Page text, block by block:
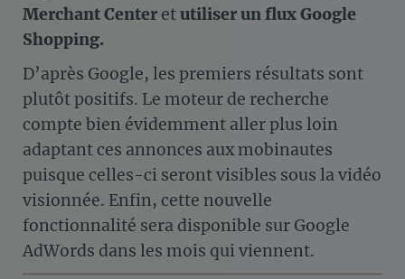
Merchant Center etutiliser un flux Google
Shopping.
D’après Google, les premiers résultats sont
plutôt positifs. Le moteur de recherche
compte bien évidemment aller plus loin
adaptant ces annonces aux mobinautes
puisque celles-ci seront visibles sous la vidéo
visionnée. Enfin, cette nouvelle
fonctionnalité sera disponible sur Google
AdWords dans les mois qui viennent.